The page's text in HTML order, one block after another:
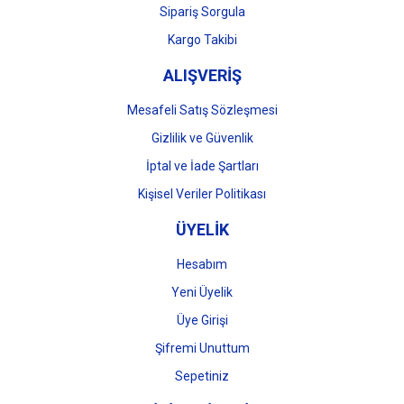
Gönder
Sipariş Sorgula
Kargo Takibi
ALIŞVERİŞ
Mesafeli Satış Sözleşmesi
Gizlilik ve Güvenlik
İptal ve İade Şartları
Kişisel Veriler Politikası
ÜYELİK
Hesabım
Yeni Üyelik
Üye Girişi
Şifremi Unuttum
Sepetiniz